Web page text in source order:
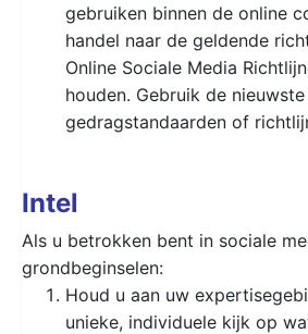
gebruiken binnen de online
handel naar de geldende
Online Sociale Media
houden. Gebruik de
gedragstandaarden of
Intel
Als u betrokken bent in sociale
grondbeginselen:
Houd u aan uw
unieke, individuele kijk op